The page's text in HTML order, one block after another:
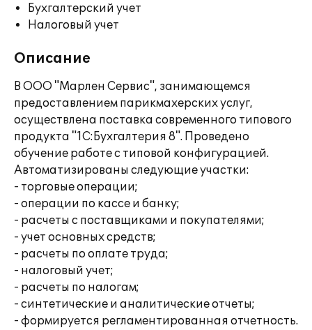
Бухгалтерский учет
Налоговый учет
Описание
В ООО "Марлен Сервис", занимающемся
предоставлением парикмахерских услуг,
осуществлена поставка современного типового
продукта "1С:Бухгалтерия 8". Проведено
обучение работе с типовой конфигурацией.
Автоматизированы следующие участки:
- торговые операции;
- операции по кассе и банку;
- расчеты с поставщиками и покупателями;
- учет основных средств;
- расчеты по оплате труда;
- налоговый учет;
- расчеты по налогам;
- синтетические и аналитические отчеты;
- формируется регламентированная отчетность.